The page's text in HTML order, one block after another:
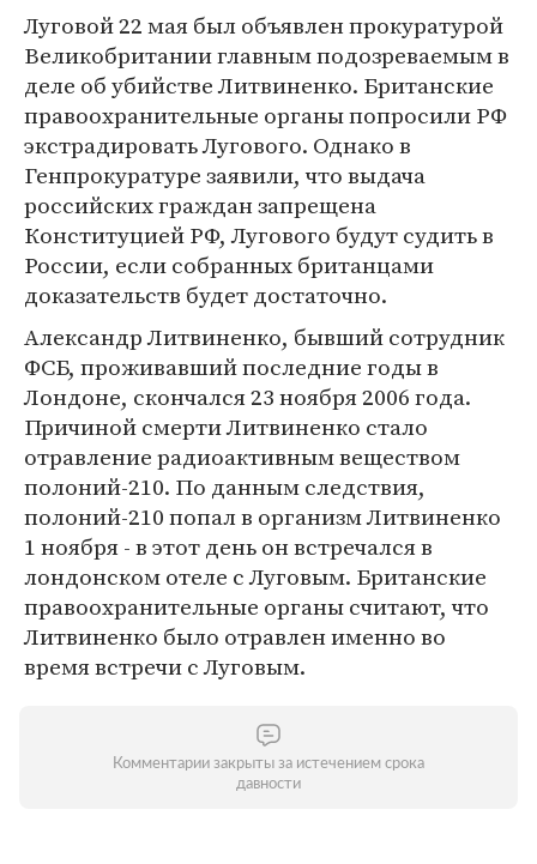
Луговой 22 мая был объявлен прокуратурой
Великобритании главным подозреваемым в
деле об убийстве Литвиненко. Британские
правоохранительные органы попросили РФ
экстрадировать Лугового. Однако в
Генпрокуратуре заявили, что выдача
российских граждан запрещена
Конституцией РФ, Лугового будут судить в
России, если собранных британцами
доказательств будет достаточно.
Александр Литвиненко, бывший сотрудник
ФСБ, проживавший последние годы в
Лондоне, скончался 23 ноября 2006 года.
Причиной смерти Литвиненко стало
отравление радиоактивным веществом
полоний-210. По данным следствия,
полоний-210 попал в организм Литвиненко
1 ноября - в этот день он встречался в
лондонском отеле с Луговым. Британские
правоохранительные органы считают, что
Литвиненко было отравлен именно во
время встречи с Луговым.
Комментарии закрыты за истечением срока
давности